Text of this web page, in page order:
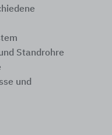
Standrohre
und